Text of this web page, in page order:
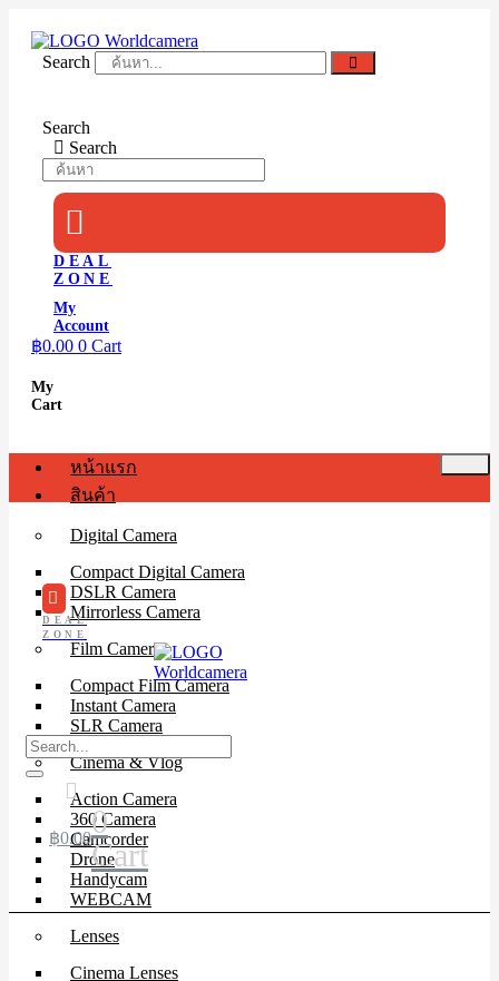
contentSearch
Search
Search
DEAL
ZONE
My
Account
฿0.00 0 Cart
My
Cart
หน้าแรก
สินค้า
Digital Camera
Compact Digital Camera
DSLR Camera
Mirrorless Camera
Film Camera
Compact Film Camera
Instant Camera
SLR Camera
Cinema & Vlog
Action Camera
360 Camera
Camcorder
Drone
Handycam
WEBCAM
Lenses
Cinema Lenses
DEAL
ZONE
฿0.000
Cart